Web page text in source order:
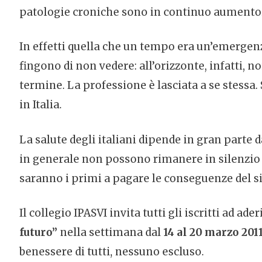
patologie croniche sono in continuo
In effetti quella che un tempo era
fingono di non vedere: all’orizzonte, infatti,
termine. La professione è lasciata a se
in Italia.
La salute degli italiani dipende in gran parte
in generale non possono rimanere in
saranno i primi a pagare le conseguenze del
Il collegio IPASVI invita tutti gli iscritti ad
futuro” nella settimana dal14 al 20 marzo 2011
benessere di tutti, nessuno escluso.